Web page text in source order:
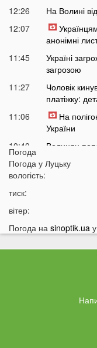
12:26
На Волині
12:07
анонімні
11:45
Україні
загрозою
11:27
Чоловік
платіжку:
11:06
На
України
10:40
Волинян
10:15
На війні
На Луцьк
Біля
публікують
Астрологи
Врожай під
Погода
Погода у Луцьку
вологість:
тиск:
вітер:
Погода на sinoptik.ua